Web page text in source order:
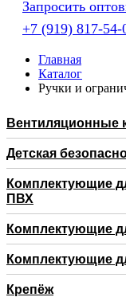
Запросить
+7 (919) 817-54-
Главная
Каталог
Ручки и
Вентиляционные
Детская
Комплектующие
ПВХ
Комплектующие
Комплектующие
Крепёж